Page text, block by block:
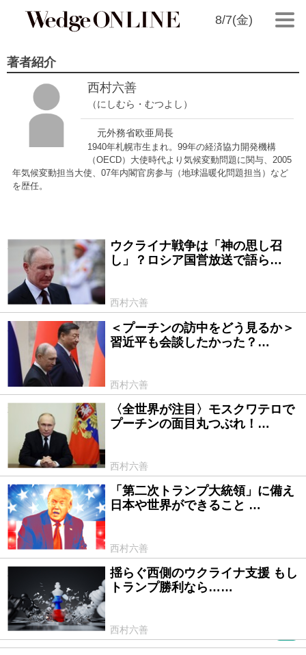
8/7(金)
著者紹介
西村六善
（にしむら・むつよし）
元外務省欧亜局長
1940年札幌市生まれ。99年の経済協力開発機構
（OECD）大使時代より気候変動問題に関与、2005
年気候変動担当大使、07年内閣官房参与（地球温暖化問題担当）など
を歴任。
2024/07/19
ウクライナ戦争は「神の思し召
し」？ロシア国営放送で語ら…
西村六善
2024/05/28
＜プーチンの訪中をどう見るか＞
習近平も会談したかった？…
西村六善
〈全世界が注目〉モスクワテロで
プーチンの面目丸つぶれ！…
西村六善
2024/02/16
「第二次トランプ大統領」に備え
日本や世界ができること …
西村六善
揺らぐ西側のウクライナ支援 もし
トランプ勝利なら……
西村六善